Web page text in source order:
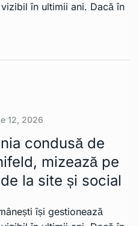
în ultimii ani. Dacă în
12, 2026
condusă de
mizează pe
la site și social
își gestionează